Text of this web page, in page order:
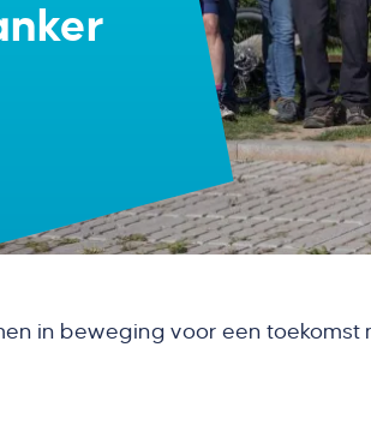
in beweging voor een toekomst